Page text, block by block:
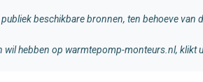
beschikbare bronnen, ten behoeve van
hebben op warmtepomp-monteurs.nl, klikt